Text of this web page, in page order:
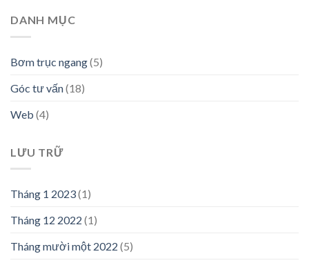
DANH MỤC
Bơm trục ngang(5)
Góc tư vấn(18)
Web (4)
LƯU TRỮ
Tháng 1 2023(1)
Tháng 12 2022 (1)
Tháng mười một 2022 (5)